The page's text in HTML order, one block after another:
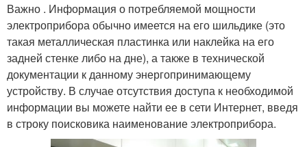
Важно . Информация о потребляемой мощности
электроприбора обычно имеется на его шильдике (это
такая металлическая пластинка или наклейка на его
задней стенке либо на дне), а также в технической
документации к данному энергопринимающему
устройству. В случае отсутствия доступа к необходимой
информации вы можете найти ее в сети Интернет, введя
в строку поисковика наименование электроприбора.